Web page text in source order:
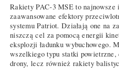
Rakiety PAC-3 MSE to najnowsze
zaawansowane efektory
systemu Patriot. Działają one na
niszczą cel za pomocą energii
eksplozji ładunku wybuchowego.
wszelkiego typu statki powietrzne,
drony, lecz również rakiety